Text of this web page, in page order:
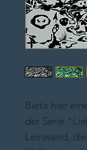
Biete hier
der Serie
Leinwand,